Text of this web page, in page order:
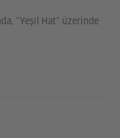
"Yeşil Hat" üzerinde